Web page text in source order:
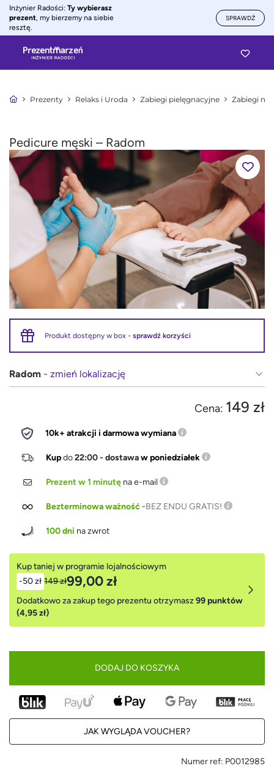
Inżynier Radości: Ty wybierasz
prezent, my bierzemy na siebie
resztę.
SPRAWDŹ
Prezenty Relaks i Uroda Zabiegi pielęgnacyjne Zabiegi na
Pedicure męski – Radom
Produkt dostępny w box - sprawdź korzyści
Radom - zmień lokalizację
Cena: 149 zł
10k+ atrakcji i darmowa wymiana
Kupdo22:00 - dostawaw poniedziałek
Prezent w 1 minutę na e-mail
Bezterminowa ważność-BEZ ENDU GRATIS!
100 dni na zwrot
Kup taniej w programie lojalnościowym
-50 zł 149 zł99,00 zł
Dodatkowo za zakup tego prezentu otrzymasz99 punktów
(4,95 zł)
DODAJ DO KOSZYKA
JAK WYGLĄDA VOUCHER?
Numer ref: P0012985